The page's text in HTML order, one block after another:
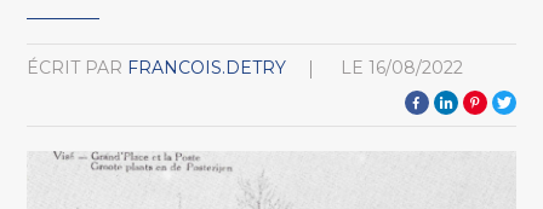
ÉCRIT PAR FRANCOIS.DETRY LE 16/08/2022